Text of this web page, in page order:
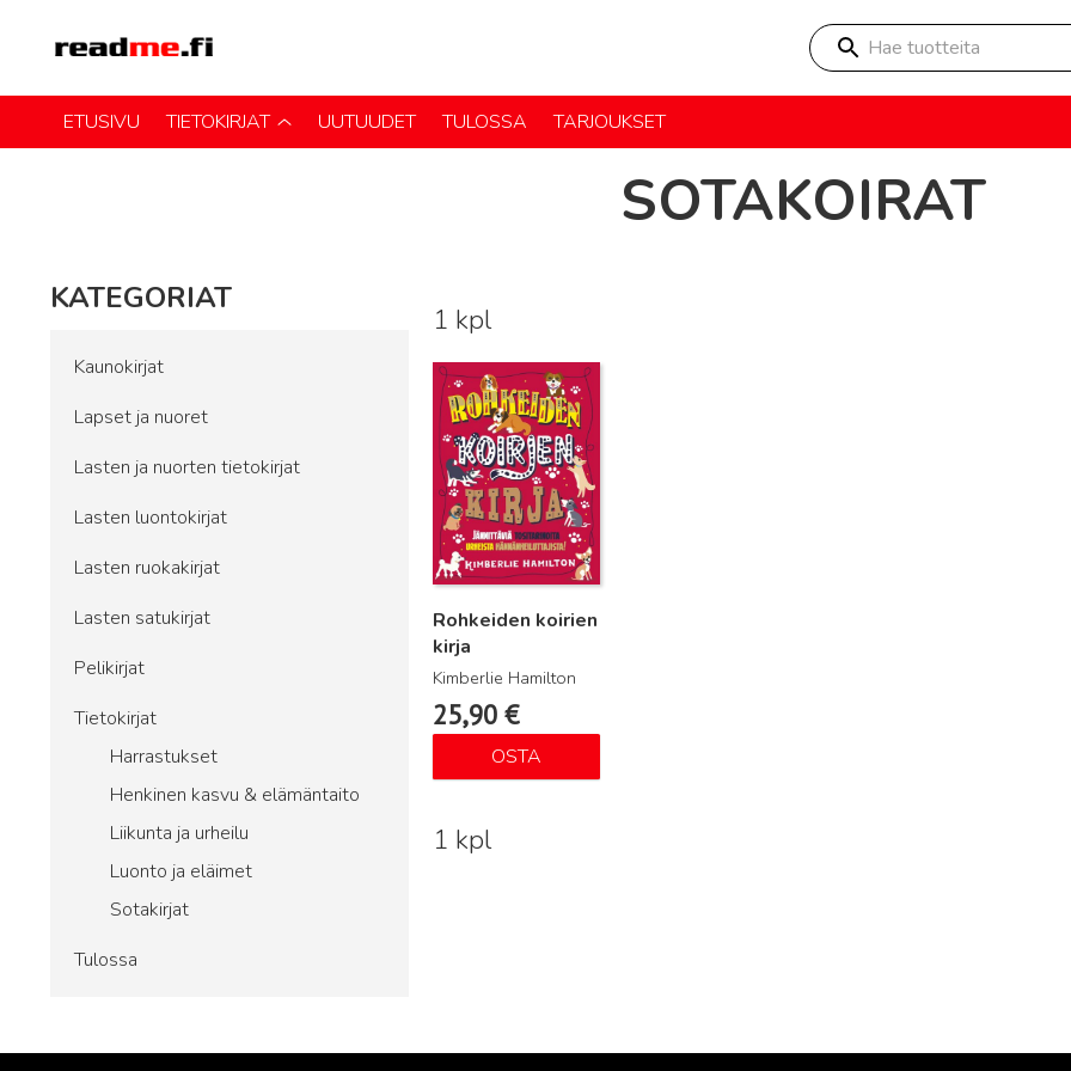
Hae tuotteita
ETUSIVU TIETOKIRJAT UUTUUDET TULOSSA TARJOUKSET
SOTAKOIRAT
KATEGORIAT
Kaunokirjat
Lapset ja nuoret
Lasten ja nuorten tietokirjat
Lasten luontokirjat
Lasten ruokakirjat
Lasten satukirjat
Pelikirjat
Tietokirjat
Harrastukset
Henkinen kasvu & elämäntaito
Liikunta ja urheilu
Luonto ja eläimet
Sotakirjat
Tulossa
1 kpl
Rohkeiden koirien
kirja
Kimberlie Hamilton
25,90 €
OSTA
Lue lisää
1 kpl